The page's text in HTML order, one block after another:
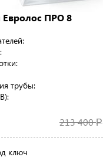
Евролос ПРО 8
трубы:
213 400Р
ключ